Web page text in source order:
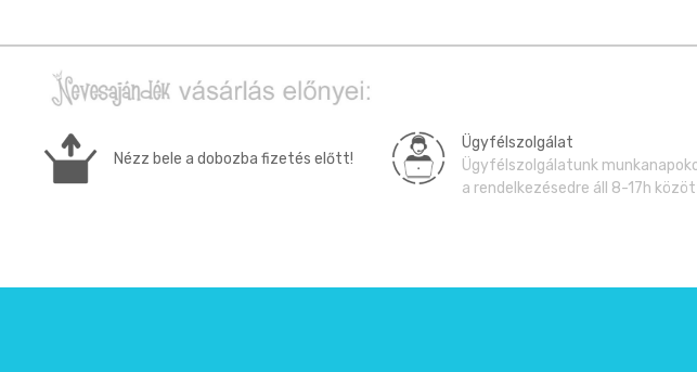
Nézz bele a dobozba fizetés előtt!
Ügyfélszolgálat
Ügyfélszolgálatunk
a rendelkezésedre áll 8-17h